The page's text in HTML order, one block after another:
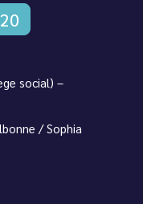
social) –
/ Sophia